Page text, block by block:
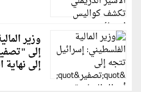
وزير
إلى
إلى نهاية